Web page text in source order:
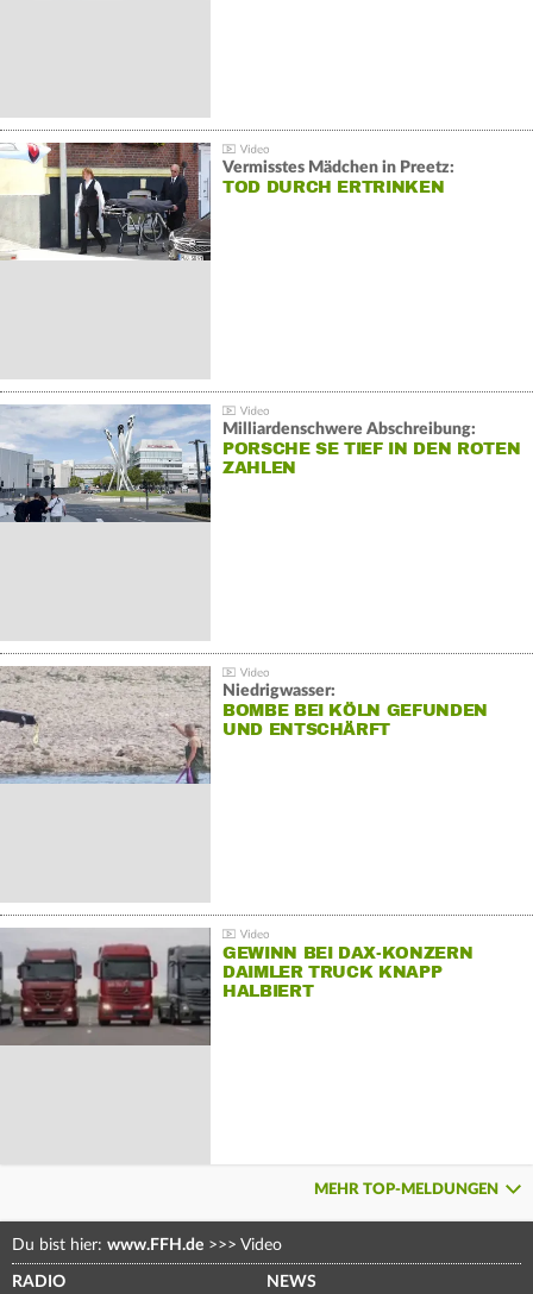
Vermisstes Mädchen in Preetz:
TOD DURCH ERTRINKEN
Milliardenschwere Abschreibung:
PORSCHE SE TIEF IN DEN ROTEN
ZAHLEN
Niedrigwasser:
BOMBE BEI KÖLN GEFUNDEN
UND ENTSCHÄRFT
GEWINN BEI DAX-KONZERN
DAIMLER TRUCK KNAPP
HALBIERT
MEHR TOP-MELDUNGEN
Du bist hier: www.FFH.de >>> Video
RADIO NEWS